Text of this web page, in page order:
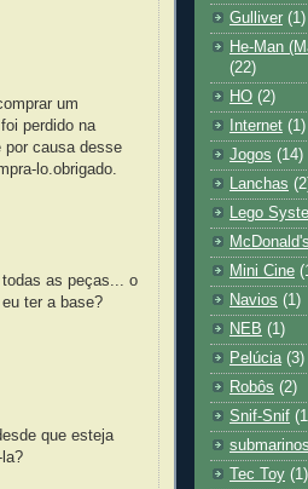
um
perdido na
por causa desse
lo.obrigado.
as peças... o
ter a base?
que esteja
Gulliver (1)
He-Man
(22)
HO (2)
Internet (1)
Jogos (14)
Lanchas
Lego
Mini Cine
Navios (1)
NEB (1)
Pelúcia (3)
Robôs (2)
Snif-Snif
Tec Toy (1)